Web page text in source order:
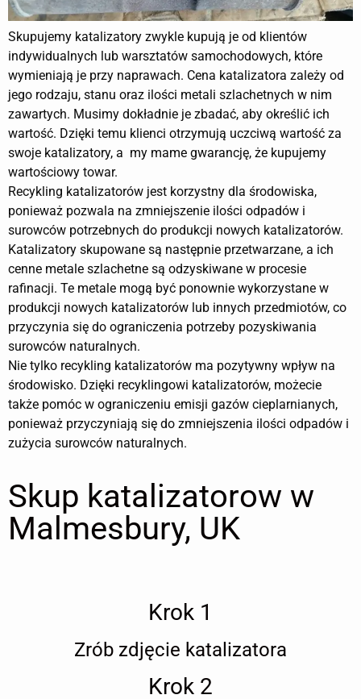
Skupujemy katalizatory zwykle kupują je od klientów
indywidualnych lub warsztatów samochodowych, które
wymieniają je przy naprawach. Cena katalizatora zależy od
jego rodzaju, stanu oraz ilości metali szlachetnych w nim
zawartych. Musimy dokładnie je zbadać, aby określić ich
wartość. Dzięki temu klienci otrzymują uczciwą wartość za
swoje katalizatory, a my mame gwarancję, że kupujemy
wartościowy towar.
Recykling katalizatorów jest korzystny dla środowiska,
ponieważ pozwala na zmniejszenie ilości odpadów i
surowców potrzebnych do produkcji nowych katalizatorów.
Katalizatory skupowane są następnie przetwarzane, a ich
cenne metale szlachetne są odzyskiwane w procesie
rafinacji. Te metale mogą być ponownie wykorzystane w
produkcji nowych katalizatorów lub innych przedmiotów, co
przyczynia się do ograniczenia potrzeby pozyskiwania
surowców naturalnych.
Nie tylko recykling katalizatorów ma pozytywny wpływ na
środowisko. Dzięki recyklingowi katalizatorów, możecie
także pomóc w ograniczeniu emisji gazów cieplarnianych,
ponieważ przyczyniają się do zmniejszenia ilości odpadów i
zużycia surowców naturalnych.
Skup katalizatorow w
Malmesbury, UK
Krok 1
Zrób zdjęcie katalizatora
Krok 2